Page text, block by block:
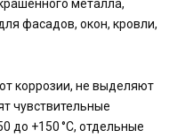
металла,
фасадов, окон, кровли,
коррозии, не выделяют
чувствительные
до +150 °C, отдельные